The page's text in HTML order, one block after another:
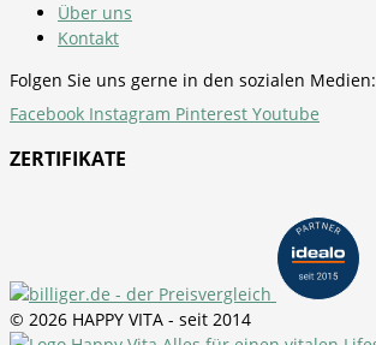
Über uns
Kontakt
Folgen Sie uns gerne in den sozialen Medien:
Facebook Instagram Pinterest Youtube
ZERTIFIKATE
© 2026 HAPPY VITA - seit 2014